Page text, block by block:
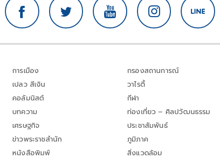
การเมือง
เปลว สีเงิน
คอลัมนิสต์
บทความ
เศรษฐกิจ
ข่าวพระราชสำนัก
หนังสือพิมพ์
กรองสถานการณ์
วาไรตี้
กีฬา
ท่องเที่ยว – ศิลปวัฒนธรรม
ประชาสัมพันธ์
ภูมิภาค
สิ่งแวดล้อม